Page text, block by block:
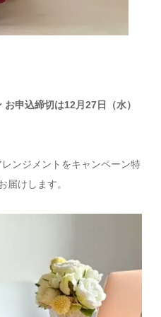
申込締切は12月27日（水）
ンジメントをキャンペーン特
届けします。